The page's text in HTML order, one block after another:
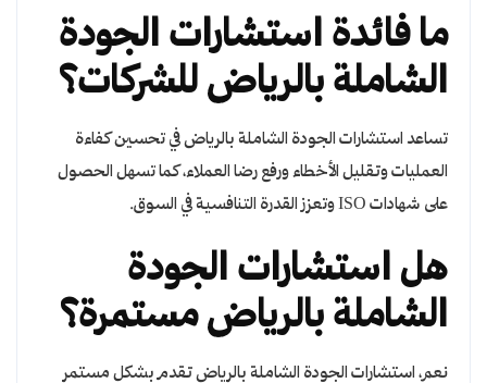
ما فائدة استشارات الجودة
الشاملة بالرياض للشركات؟
تساعد استشارات الجودة الشاملة بالرياض في تحسين كفاءة
العمليات وتقليل الأخطاء ورفع رضا العملاء، كما تسهل الحصول
على شهادات ISO وتعزز القدرة التنافسية في السوق.
هل استشارات الجودة
الشاملة بالرياض مستمرة؟
نعم، استشارات الجودة الشاملة بالرياض تقدم بشكل مستمر